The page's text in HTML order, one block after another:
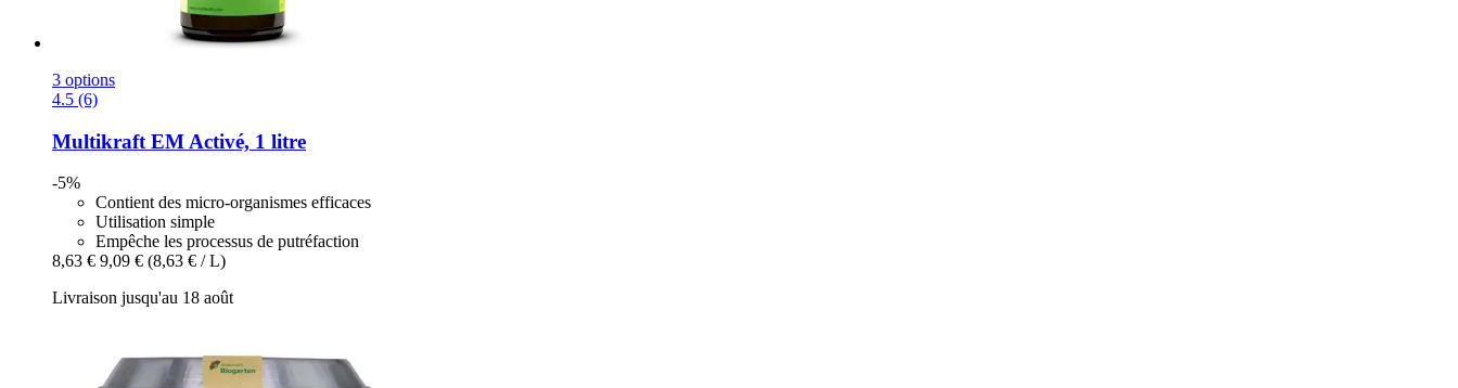
3 options
4.5 (6)
Multikraft EM Activé, 1 litre
-5%
Contient des micro-organismes efficaces
Utilisation simple
Empêche les processus de putréfaction
8,63 € 9,09 € (8,63 € / L)
Livraison jusqu'au 18 août